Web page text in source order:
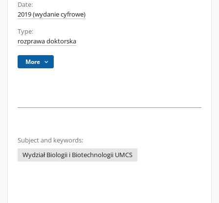
Date:
2019 (wydanie cyfrowe)
Type:
rozprawa doktorska
More
Subject and keywords:
Wydział Biologii i Biotechnologii UMCS